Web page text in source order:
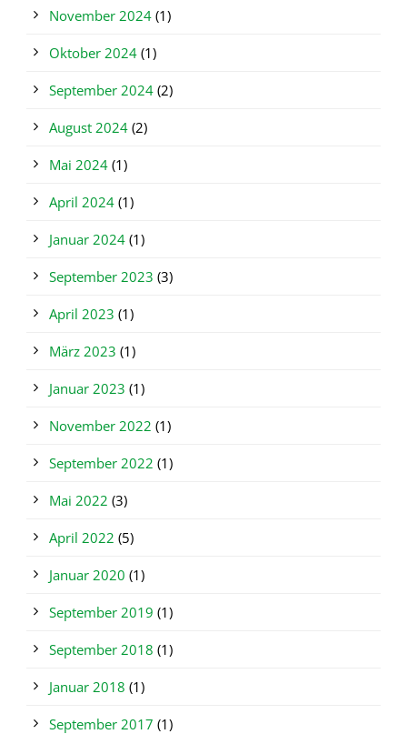
November 2024 (1)
Oktober 2024 (1)
September 2024 (2)
August 2024 (2)
Mai 2024 (1)
April 2024 (1)
Januar 2024 (1)
September 2023 (3)
April 2023 (1)
März 2023 (1)
Januar 2023 (1)
November 2022 (1)
September 2022 (1)
Mai 2022 (3)
April 2022 (5)
Januar 2020 (1)
September 2019 (1)
September 2018 (1)
Januar 2018 (1)
September 2017 (1)